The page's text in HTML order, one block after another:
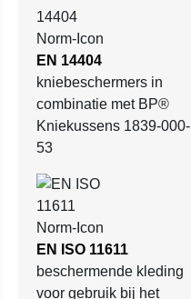
EN 14404
kniebeschermers in
combinatie met BP®
Kniekussens 1839-000-
53
EN ISO 11611
beschermende kleding
voor gebruik bij het